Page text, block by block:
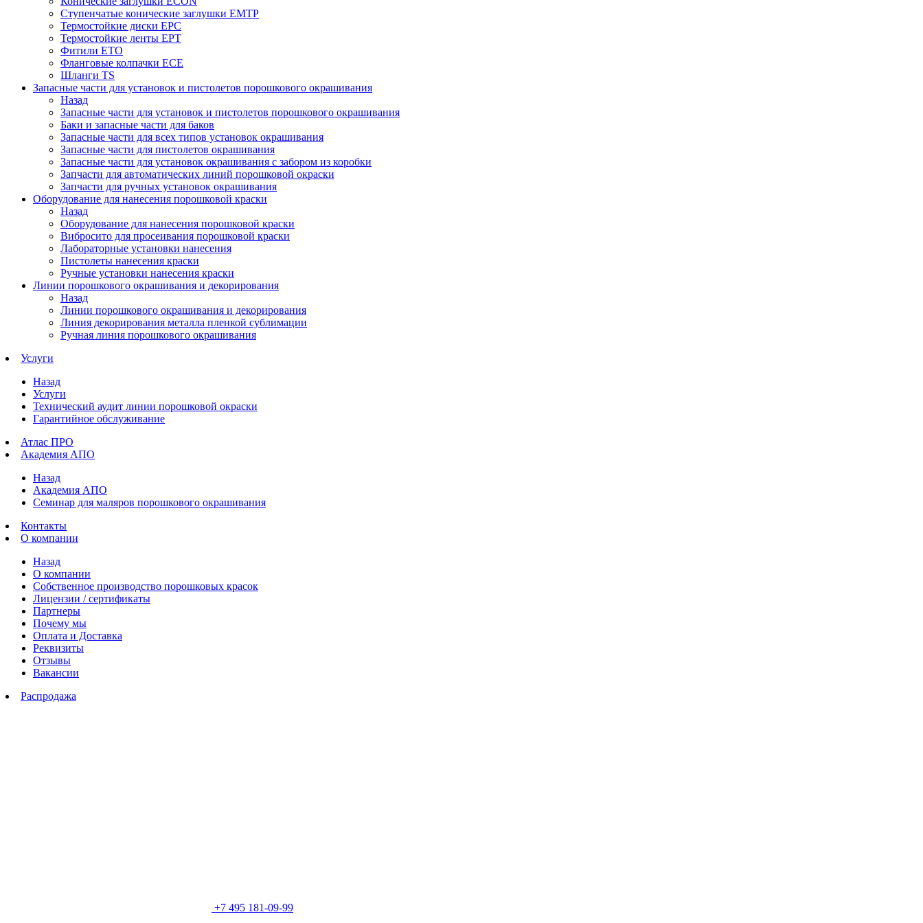
Ступенчатые конические заглушки EMTP
Термостойкие диски EPC
Термостойкие ленты EPT
Фитили ETO
Фланговые колпачки ECE
Шланги TS
Запасные части для установок и пистолетов порошкового окрашивания
Назад
Запасные части для установок и пистолетов порошкового окрашивания
Баки и запасные части для баков
Запасные части для всех типов установок окрашивания
Запасные части для пистолетов окрашивания
Запасные части для установок окрашивания с забором из коробки
Запчасти для автоматических линий порошковой окраски
Запчасти для ручных установок окрашивания
Оборудование для нанесения порошковой краски
Назад
Оборудование для нанесения порошковой краски
Вибросито для просеивания порошковой краски
Лабораторные установки нанесения
Пистолеты нанесения краски
Ручные установки нанесения краски
Линии порошкового окрашивания и декорирования
Назад
Линии порошкового окрашивания и декорирования
Линия декорирования металла пленкой сублимации
Ручная линия порошкового окрашивания
Услуги
Назад
Услуги
Технический аудит линии порошковой окраски
Гарантийное обслуживание
Атлас ПРО
Академия АПО
Назад
Академия АПО
Семинар для маляров порошкового окрашивания
Контакты
О компании
Назад
О компании
Собственное производство порошковых красок
Лицензии / сертификаты
Партнеры
Почему мы
Оплата и Доставка
Реквизиты
Отзывы
Вакансии
Распродажа
+7 495 181-09-99